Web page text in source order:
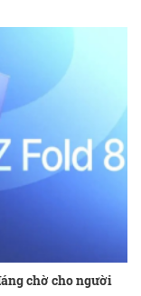
chờ cho người